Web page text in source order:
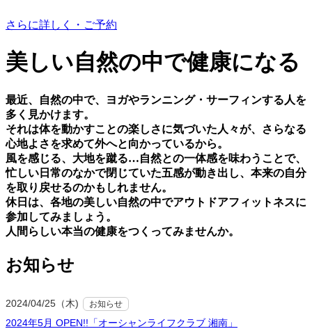
さらに詳しく・ご予約
美しい⾃然の中で健康になる
最近、⾃然の中で、ヨガやランニング・サーフィンする⼈を
多く⾒かけます。
それは体を動かすことの楽しさに気づいた⼈々が、さらなる
⼼地よさを求めて外へと向かっているから。
⾵を感じる、⼤地を蹴る…⾃然との⼀体感を味わうことで、
忙しい⽇常のなかで閉じていた五感が動き出し、本来の⾃分
を取り戻せるのかもしれません。
休⽇は、各地の美しい⾃然の中でアウトドアフィットネスに
参加してみましょう。
⼈間らしい本当の健康をつくってみませんか。
お知らせ
2024/04/25（木) お知らせ
2024年5月 OPEN!!「オーシャンライフクラブ 湘南」